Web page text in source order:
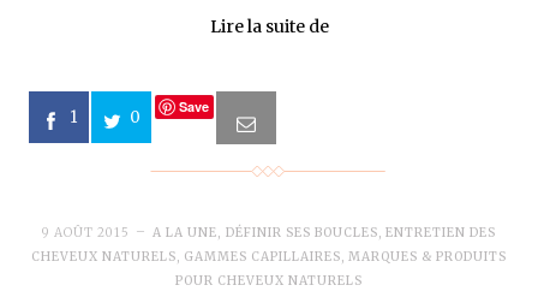
Lire la suite de
1 0
Save
9 AOÛT 2015 A LA UNE, DÉFINIR SES BOUCLES, ENTRETIEN DES
CHEVEUX NATURELS, GAMMES CAPILLAIRES,MARQUES & PRODUITS
POUR CHEVEUX NATURELS